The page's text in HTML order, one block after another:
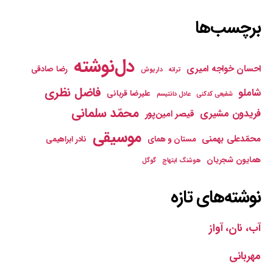
برچسب‌ها
احسان خواجه امیری ترانه داریوش دل‌نوشته رضا صادقی
شاملو شفیعی کدکنی عادل دانتیسم علیرضا قربانی فاضل نظری
فریدون مشیری قیصر امین‌پور محمّد سلمانی
محمّدعلی بهمنی مستان و همای موسیقی نادر ابراهیمی
همایون شجریان
هوشنگ ابتهاج گوگل
نوشته‌های تازه
آب، نان، آواز
مهربانی